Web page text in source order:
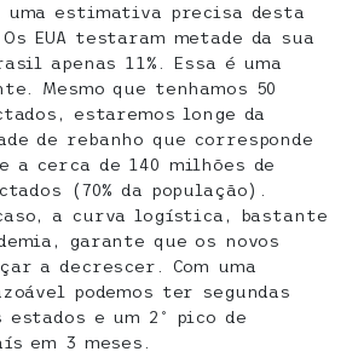
uma estimativa precisa desta
EUA testaram metade da sua
apenas 11%. Essa é uma
Mesmo que tenhamos 50
estaremos longe da
de rebanho que corresponde
a cerca de 140 milhões de
(70% da população).
a curva logística, bastante
garante que os novos
a decrescer. Com uma
podemos ter segundas
estados e um 2º pico de
em 3 meses.